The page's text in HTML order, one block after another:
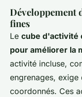
Développement
fines
Le cube d'activité
pour améliorer la
activité incluse,
engrenages, exige
coordonnés. Ces